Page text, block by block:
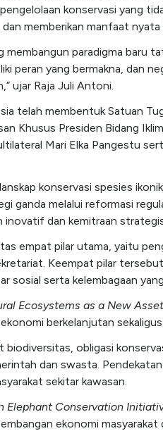
konservasi yang
memberikan manfaat nyata
paradigma baru
peran yang bermakna, dan
ujar Raja Juli Antoni.
telah membentuk Satuan
Khusus Presiden Bidang
Mari Elka Pangestu
konservasi spesies
melalui reformasi
dan kemitraan
empat pilar utama, yaitu
Keempat pilar
sosial serta kelembagaan
Ecosystems as a New
berkelanjutan
obligasi
dan swasta.
sekitar kawasan.
Elephant Conservation
ekonomi